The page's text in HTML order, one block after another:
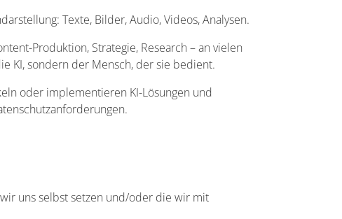
Texte, Bilder, Audio, Videos, Analysen.
Produktion, Strategie, Research – an vielen
KI, sondern der Mensch, der sie bedient.
oder implementieren KI-Lösungen und
uns selbst setzen und/oder die wir mit